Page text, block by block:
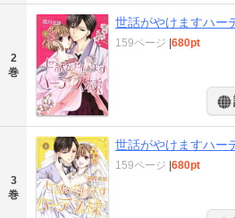
2
巻
世話がやけますハー
159ページ |680pt
3
巻
世話がやけますハー
159ページ |680pt